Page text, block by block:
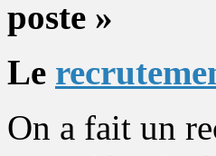
poste »
Le
On a fait un